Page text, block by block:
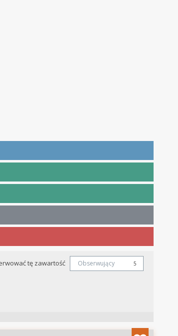
tę zawartość Obserwujący 5